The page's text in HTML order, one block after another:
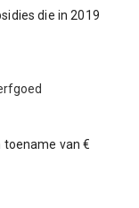
die in 2019
toename van €